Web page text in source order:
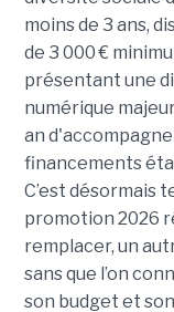
moins de 3 ans,
de 3 000 €
présentant une
numérique
an
financements
C’est désormais
promotion 2026
remplacer, un
sans que l’on
son budget et